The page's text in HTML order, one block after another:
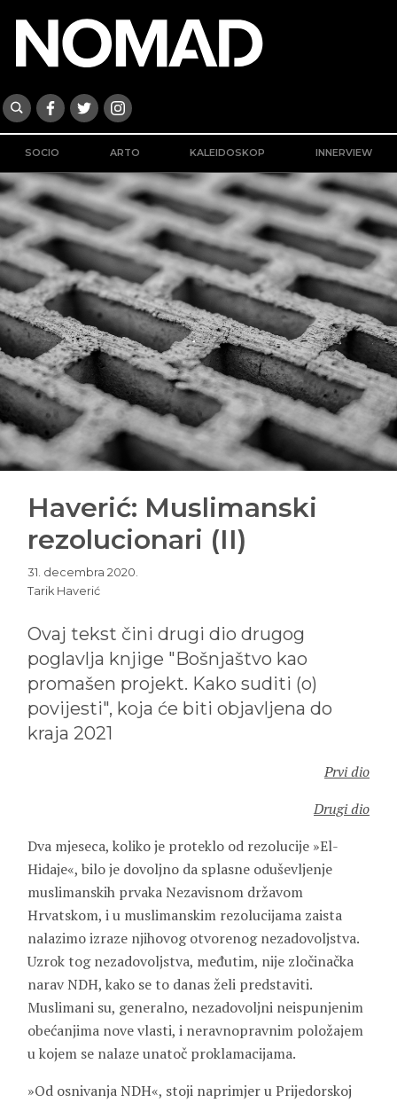
SOCIO ARTO KALEIDOSKOP INNERVIEW
Haverić: Muslimanski
rezolucionari (II)
31. decembra 2020.
Tarik Haverić
Ovaj tekst čini drugi dio drugog
poglavlja knjige "Bošnjaštvo kao
promašen projekt. Kako suditi (o)
povijesti", koja će biti objavljena do
kraja 2021
Prvi dio
Drugi dio
Dva mjeseca, koliko je proteklo od rezolucije »El-
Hidaje«, bilo je dovoljno da splasne oduševljenje
muslimanskih prvaka Nezavisnom državom
Hrvatskom, i u muslimanskim rezolucijama zaista
nalazimo izraze njihovog otvorenog nezadovoljstva.
Uzrok tog nezadovoljstva, međutim, nije zločinačka
narav NDH, kako se to danas želi predstaviti.
Muslimani su, generalno, nezadovoljni neispunjenim
obećanjima nove vlasti, i neravnopravnim položajem
u kojem se nalaze unatoč proklamacijama.
»Od osnivanja NDH«, stoji naprimjer u Prijedorskoj